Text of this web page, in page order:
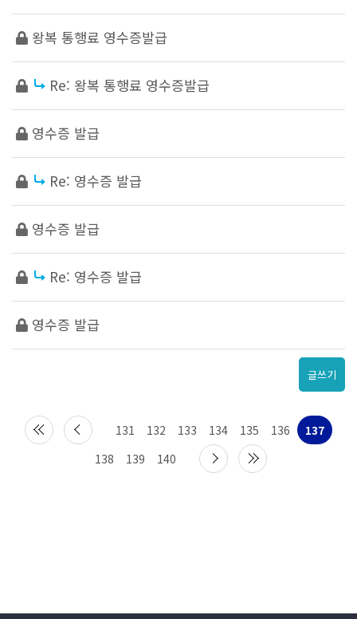
왕복 통행료 영수증발급
Re: 왕복 통행료 영수증발급
영수증 발급
Re: 영수증 발급
영수증 발급
Re: 영수증 발급
영수증 발급
글쓰기
131 132 133 134 135 136
137
138
139 140